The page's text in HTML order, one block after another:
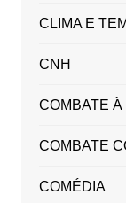
CLIMA E
CNH
COMBATE
COMBATE
COMÉDIA